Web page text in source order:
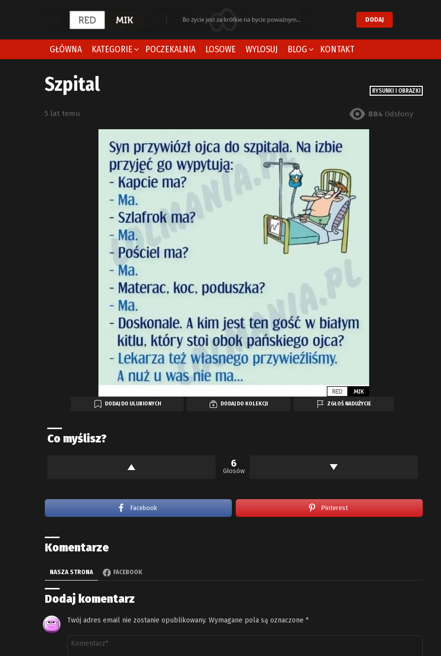
DODAJ
GŁÓWNA KATEGORIE POCZEKALNIA LOSOWE WYLOSUJ BLOG KONTAKT
RYSUNKI I OBRAZKI
Szpital
5 lat temu 884 Odsłony
DODAJ DO ULUBIONYCH DODAJ DO KOLEKCJI ZGŁOŚ NADUŻYCIE
Co myślisz?
6
Głosów
Facebook Pinterest
Komentarze
NASZA STRONA FACEBOOK
Dodaj komentarz
Twój adres email nie zostanie opublikowany. Wymagane pola są oznaczone *
Komentarz